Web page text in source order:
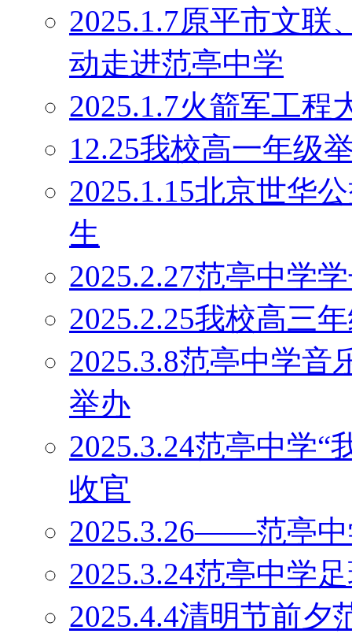
2025.1.7原平市文联
动走进范亭中学
2025.1.7火箭军工程
12.25我校高一年级
2025.1.15北京世华
生
2025.2.27范亭中学
2025.2.25我校高三
2025.3.8范亭中学音
举办
2025.3.24范亭中学“
收官
2025.3.26——范亭中
2025.3.24范亭中学
2025.4.4清明节前夕